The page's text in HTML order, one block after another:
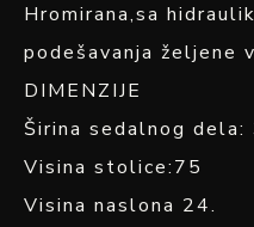
Hromirana,sa
podešavanja željene
DIMENZIJE
Širina sedalnog dela:
Visina stolice:75
Visina naslona 24.